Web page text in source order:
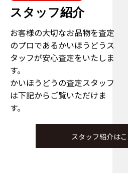
スタッフ紹介
お客様の大切なお品物を査定
のプロであるかいほうどうス
タッフが安心査定をいたしま
す。
かいほうどうの査定スタッフ
は下記からご覧いただけま
す。
スタッフ紹介は